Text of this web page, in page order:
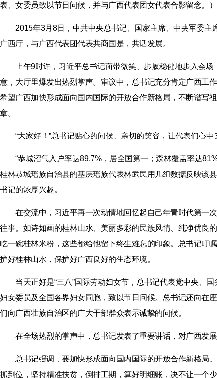
表、女委员致以节日问候，并与广西代表团女代表合影留念。）
2015年3月8日，中共中央总书记、国家主席、中央军委主
广西厅，与广西代表团代表共商国是，共话发展。
上午9时许，习近平总书记面带微笑、步履稳健地步入会场
意，大厅里爆发出热烈掌声。审议中，总书记充分肯定广西工
希望广西加快形成面向国内国际的开放合作新格局，不断谱写
章。
“大家好！”总书记贴心的问候、亲切的笑容，让代表们心中
“恭城沼气入户率达89.7%，居全国第一；森林覆盖率达
桂林恭城瑶族自治县的基层瑶族代表林武民用几组数据反映该
书记的浓厚兴趣。
在交流中，习近平再一次动情地回忆起自己年青时代第一
往事。如诗如画的桂林山水、美丽多彩的民族风情、纯净优良
吃一碗桂林米粉，这些都给他留下终生难忘的印象。总书记叮
护好桂林山水，保护好广西良好的生态环境。
当天正好是“三八”国际劳动妇女节，总书记代表党中央、国
妇女委员及全国各界妇女同胞，致以节日问候。总书记还向在
们向广西壮族自治区的广大干部群众表示诚挚的问候。
在全场热烈的掌声中，总书记发表了重要讲话，对广西发
总书记强调，要加快形成面向国内国际的开放合作新格局
抓到位，坚持精准扶贫，倒排工期，算好明细账，决不让一个